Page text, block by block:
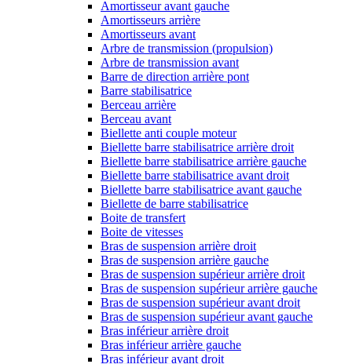
Amortisseur avant gauche
Amortisseurs arrière
Amortisseurs avant
Arbre de transmission (propulsion)
Arbre de transmission avant
Barre de direction arrière pont
Barre stabilisatrice
Berceau arrière
Berceau avant
Biellette anti couple moteur
Biellette barre stabilisatrice arrière droit
Biellette barre stabilisatrice arrière gauche
Biellette barre stabilisatrice avant droit
Biellette barre stabilisatrice avant gauche
Biellette de barre stabilisatrice
Boite de transfert
Boite de vitesses
Bras de suspension arrière droit
Bras de suspension arrière gauche
Bras de suspension supérieur arrière droit
Bras de suspension supérieur arrière gauche
Bras de suspension supérieur avant droit
Bras de suspension supérieur avant gauche
Bras inférieur arrière droit
Bras inférieur arrière gauche
Bras inférieur avant droit